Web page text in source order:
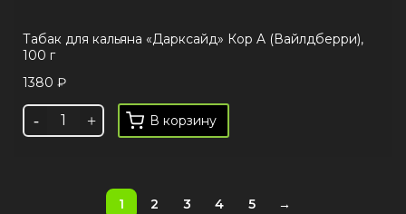
Табак для кальяна «Дарксайд» Кор A (Вайлдберри),
100 г
1380 ₽
В корзину
1 2 3 4 5 →